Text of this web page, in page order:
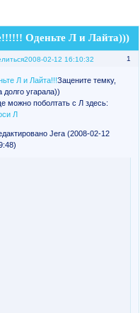
Оденьте Л и Лайта)))
1
2008-02-12 16:10:32
Л и Лайта!!!Зацените темку,
долго угарала))
можно поболтать с Л здесь:
Л
Jera (2008-02-12